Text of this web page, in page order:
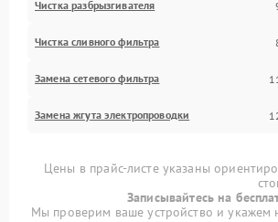
Чистка разбрызгивателя
Чистка сливного фильтра
Замена сетевого фильтра
Замена жгута электропроводки
Цены в прайс-листе указаны
Записывайтесь на
Мы проверим ваше устройство и укажем